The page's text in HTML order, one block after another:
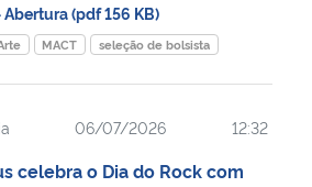
Regional
e dos Direitos Humanos
(pdf 156 KB)
MACT seleção de bolsista
06/07/2026 12:32
celebra o Dia do Rock com